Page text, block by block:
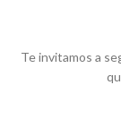
Te invitamos a